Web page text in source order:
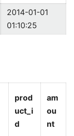
2014-01-01
01:10:25
prod
uct_i
d
am
ou
nt